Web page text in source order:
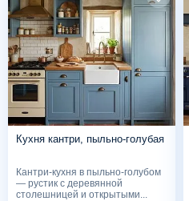
Кухня кантри, пыльно-голубая
Кантри-кухня в пыльно-голубом
— рустик с деревянной
столешницей и открытыми...